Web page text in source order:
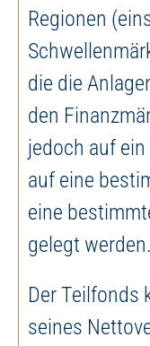
Regionen
die die
den
jedoch auf
auf eine
eine
gelegt werden.
Der Teilfonds
seines